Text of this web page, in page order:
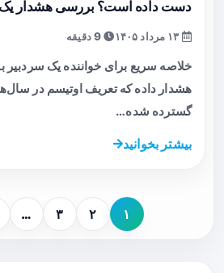
دست داده است؟ بررسی هشدار یک
9 دقیقه
خلاصه سریع برای خواننده یک سردبیر
هشدار داده که تعریف اوتیسم در
گسترده شده…
بیشتر بخوانید
۱ ۲ ۳ …